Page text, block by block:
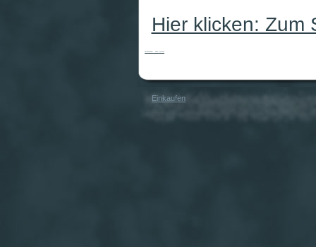
Hier klicken: Zum
Einkaufen